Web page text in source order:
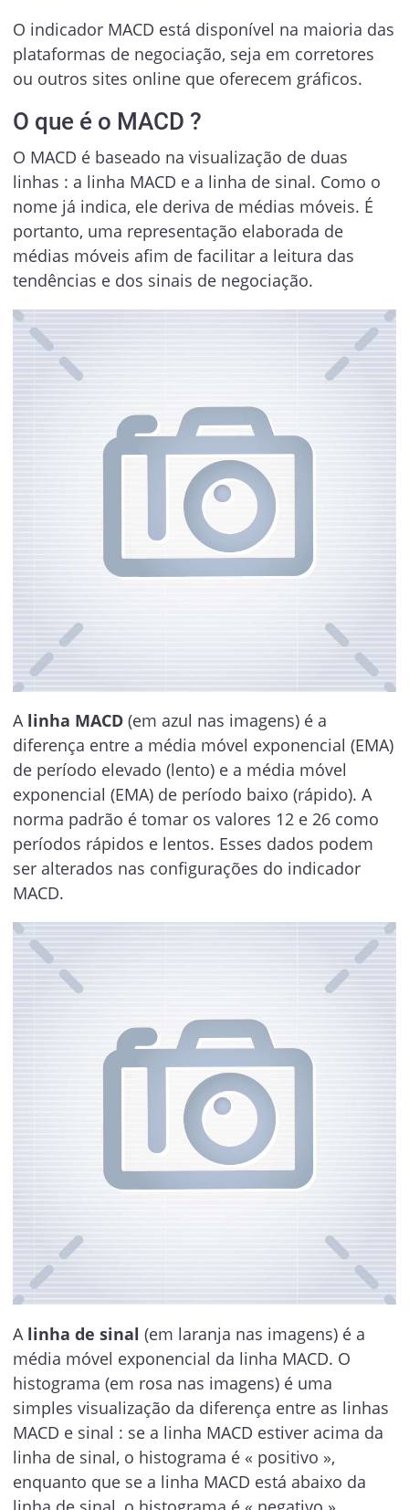
O indicador MACD está disponível na maioria das
plataformas de negociação, seja em corretores
ou outros sites online que oferecem gráficos.
O que é o MACD ?
O MACD é baseado na visualização de duas
linhas : a linha MACD e a linha de sinal. Como o
nome já indica, ele deriva de médias móveis. É
portanto, uma representação elaborada de
médias móveis afim de facilitar a leitura das
tendências e dos sinais de negociação.
A linha MACD(em azul nas imagens) é a
diferença entre a média móvel exponencial (EMA)
de período elevado (lento) e a média móvel
exponencial (EMA) de período baixo (rápido). A
norma padrão é tomar os valores 12 e 26 como
períodos rápidos e lentos. Esses dados podem
ser alterados nas configurações do indicador
MACD.
A linha de sinal (em laranja nas imagens) é a
média móvel exponencial da linha MACD. O
histograma (em rosa nas imagens) é uma
simples visualização da diferença entre as linhas
MACD e sinal : se a linha MACD estiver acima da
linha de sinal, o histograma é « positivo »,
enquanto que se a linha MACD está abaixo da